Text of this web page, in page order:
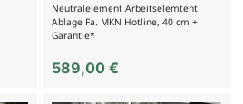
Neutralelement Arbeitselemtent
Ablage Fa. MKN Hotline, 40 cm +
Garantie*
589,00€